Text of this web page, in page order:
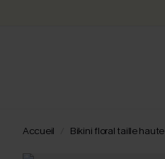
Accueil Bikini floral taille haute